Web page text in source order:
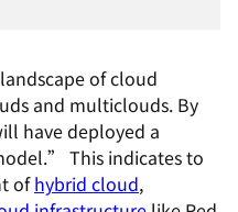
of cloud
and multiclouds. By
have deployed a
This indicates to
ofhybrid cloud,